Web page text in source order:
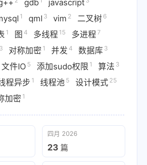
gdb javascript
1 qml 3 vim 2 二叉树 6
1 图 4 多线程 15 多进程 7
对称加密 1 并发 4 数据库 3
文件IO 5 添加sudo权限 1 算法 3
程异步 1 线程池 5 设计模式 25
加密 1
四月 2026
23 篇